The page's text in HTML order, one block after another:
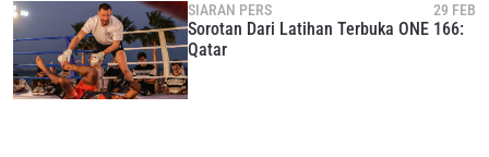
SIARAN PERS 29 FEB
Sorotan Dari Latihan Terbuka ONE 166:
Qatar
LAWAN
GELARAN
NAMA